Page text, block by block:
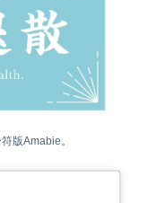
版Amabie。